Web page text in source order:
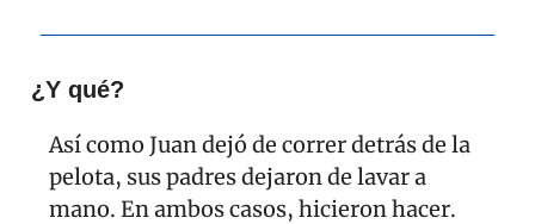
¿Y qué?
Así como Juan dejó de correr detrás de la
pelota, sus padres dejaron de lavar a
mano. En ambos casos, hicieron hacer.